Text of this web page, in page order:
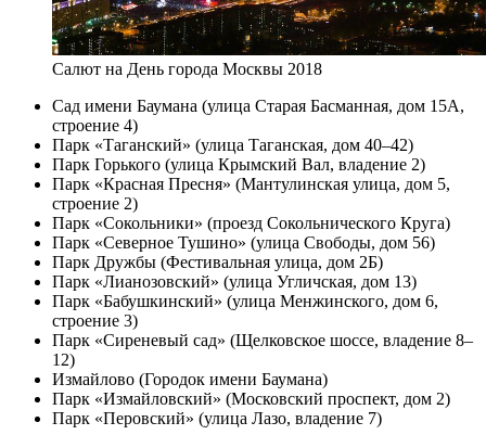
Салют на День города Москвы 2018
Сад имени Баумана (улица Старая Басманная, дом 15А,
строение 4)
Парк «Таганский» (улица Таганская, дом 40–42)
Парк Горького (улица Крымский Вал, владение 2)
Парк «Красная Пресня» (Мантулинская улица, дом 5,
строение 2)
Парк «Сокольники» (проезд Сокольнического Круга)
Парк «Северное Тушино» (улица Свободы, дом 56)
Парк Дружбы (Фестивальная улица, дом 2Б)
Парк «Лианозовский» (улица Угличская, дом 13)
Парк «Бабушкинский» (улица Менжинского, дом 6,
строение 3)
Парк «Сиреневый сад» (Щелковское шоссе, владение 8–
12)
Измайлово (Городок имени Баумана)
Парк «Измайловский» (Московский проспект, дом 2)
Парк «Перовский» (улица Лазо, владение 7)